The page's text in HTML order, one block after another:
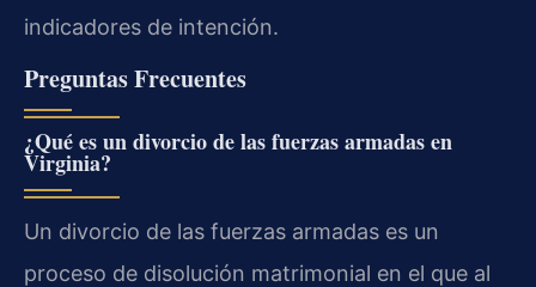
indicadores de intención.
Preguntas Frecuentes
¿Qué es un divorcio de las fuerzas armadas en
Virginia?
Un divorcio de las fuerzas armadas es un
proceso de disolución matrimonial en el que al